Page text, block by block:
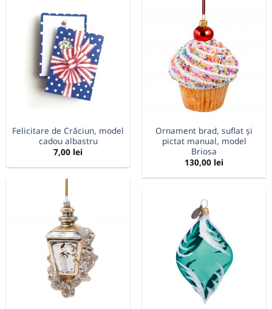
Felicitare de Crăciun, model
cadou albastru
7,00 lei
Ornament brad, suflat și
pictat manual, model
Briosa
130,00 lei